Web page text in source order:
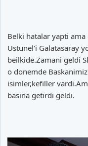
Belki hatalar yapti
Ustunel'i Galatasaray
beilkide.Zamani geldi
o donemde
isimler,kefiller
basina getirdi geldi.